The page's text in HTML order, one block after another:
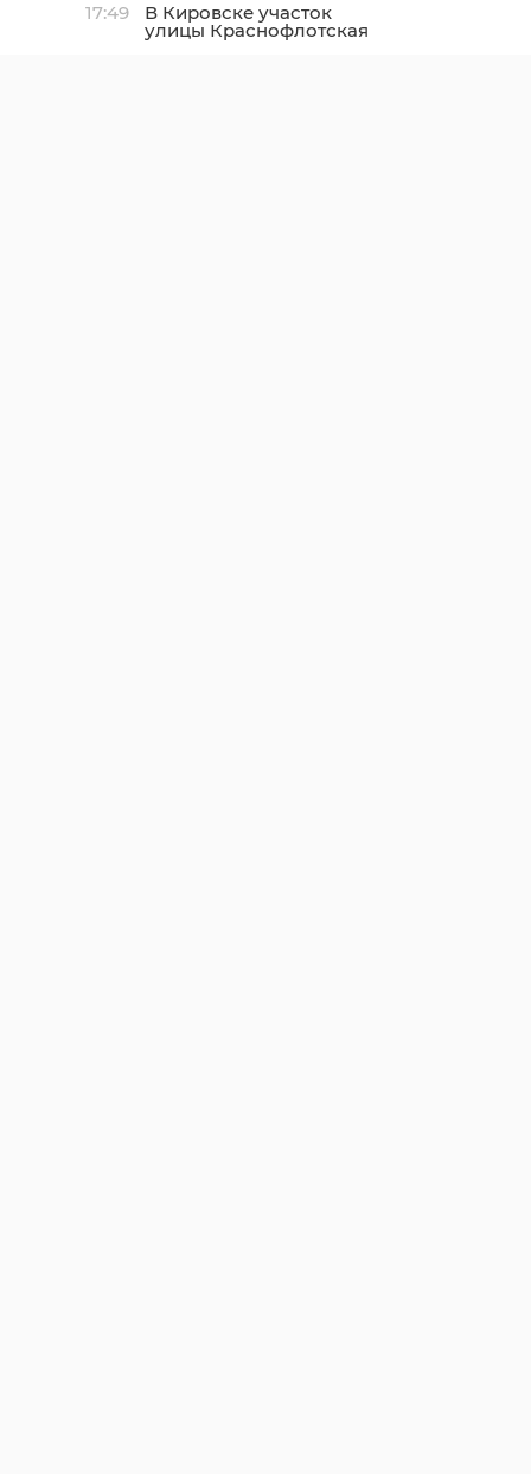
17:49 В Кировске участок
улицы Краснофлотская
закрыли из-за